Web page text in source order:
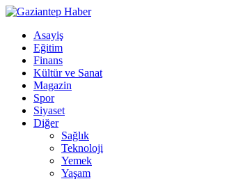
Asayiş
Eğitim
Finans
Kültür ve Sanat
Magazin
Spor
Siyaset
Diğer
Sağlık
Teknoloji
Yemek
Yaşam